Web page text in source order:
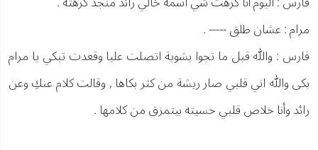
مرام : عشان طلق ----- .
فارس : والله قبل ما تجوا بشوية اتصلت عليا وقعدت تبكي يا مرام
بكى والله اني قلبي صار ريشة من كثر بكاها , وقالت كلام عنكِ وعن
رائد وأنا خلاص قلبي حسيته بيتمزق من كلامها .